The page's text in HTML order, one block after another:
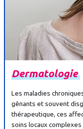
Dermatologie
Les maladies
gênants et souvent
thérapeutique, ces
soins locaux